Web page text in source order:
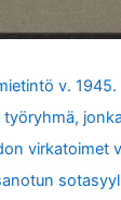
v. 1945.
virkatoimet